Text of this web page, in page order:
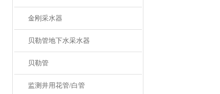
金刚采水器
贝勒管地下水采水器
贝勒管
监测井用花管/白管